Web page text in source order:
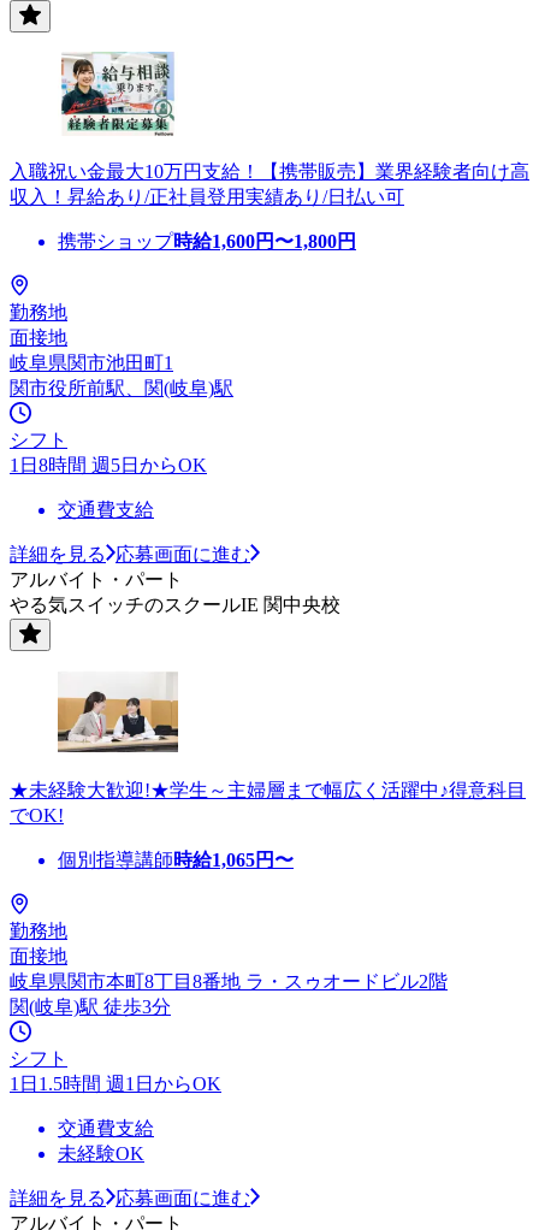
入職祝い金最大10万円支給！【携帯販売】業界経験者向け高
収入！昇給あり/正社員登用実績あり/日払い可
携帯ショップ時給1,600円〜1,800円
勤務地
面接地
岐阜県関市池田町1
関市役所前駅、関(岐阜)駅
シフト
1日8時間 週5日からOK
交通費支給
詳細を見る
応募画面に進む
アルバイト・パート
やる気スイッチのスクールIE 関中央校
★未経験大歓迎!★学生～主婦層まで幅広く活躍中♪得意科目
でOK!
個別指導講師時給1,065円〜
勤務地
面接地
岐阜県関市本町8丁目8番地 ラ・スゥオードビル2階
関(岐阜)駅 徒歩3分
シフト
1日1.5時間 週1日からOK
交通費支給
未経験OK
詳細を見る
応募画面に進む
アルバイト・パート